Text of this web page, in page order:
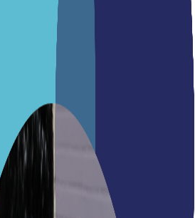
in beeld en houden we je
kunt groeien.